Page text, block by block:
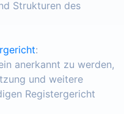
Strukturen des
:
anerkannt zu werden,
und weitere
Registergericht